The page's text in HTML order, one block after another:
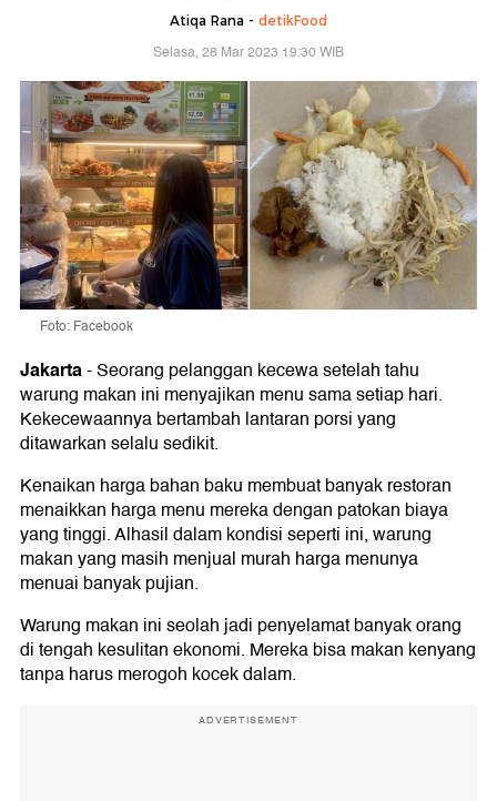
Atiqa Rana - detikFood
Selasa, 28 Mar 2023 19:30 WIB
Foto: Facebook
Jakarta-Seorang pelanggan kecewa setelah tahu
warung makan ini menyajikan menu sama setiap hari.
Kekecewaannya bertambah lantaran porsi yang
ditawarkan selalu sedikit.
Kenaikan harga bahan baku membuat banyak restoran
menaikkan harga menu mereka dengan patokan biaya
yang tinggi. Alhasil dalam kondisi seperti ini, warung
makan yang masih menjual murah harga menunya
menuai banyak pujian.
Warung makan ini seolah jadi penyelamat banyak orang
di tengah kesulitan ekonomi. Mereka bisa makan kenyang
tanpa harus merogoh kocek dalam.
ADVERTISEMENT